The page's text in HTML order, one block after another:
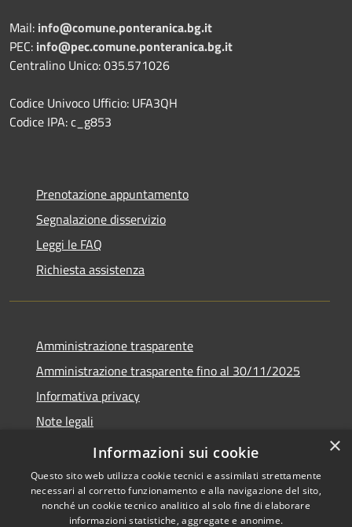
Mail: info@comune.ponteranica.bg.it
PEC: info@pec.comune.ponteranica.bg.it
Centralino Unico: 035.571026
Codice Univoco Ufficio: UFA3QH
Codice IPA: c_g853
Prenotazione appuntamento
Segnalazione disservizio
Leggi le FAQ
Richiesta assistenza
Amministrazione trasparente
Amministrazione trasparente fino al 30/11/2025
Informativa privacy
Note legali
Dichiarazione di accessibilità
×
Informazioni sui cookie
Questo sito web utilizza cookie tecnici e assimilati strettamente
necessari al corretto funzionamento e alla navigazione del sito,
nonché un cookie tecnico analitico al solo fine di elaborare
informazioni statistiche, aggregate e anonime.